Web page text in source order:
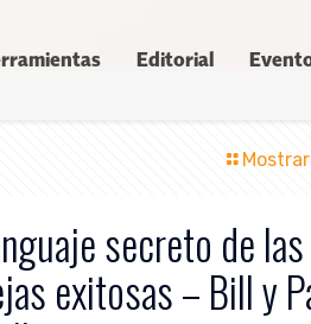
Editorial
secreto de las
exitosas – Bill y